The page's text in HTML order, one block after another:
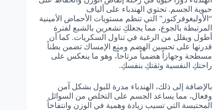
حيوية الجسم. تحتوي الهندباء على ألياف
“الأوليغوفركتوز” التي تنظم مستويات الأحماض الأمينية
المرتبطة بالجوع، مما يجعلكِ تشعرين بالشبع لفترة
أطول ويقلل من الرغبة في تناول السكريات. كما أن
قدرتها على تحسين الهضم ومنع الإمساك تضمن بطناً
مسطحة وجهازاً هضمياً مرتاحاً، وهو ما ينعكس على
راحتكِ النفسية وثقتكِ بنفسكِ.
بالإضافة إلى ذلك، الهندباء مدرة للبول بشكل آمن
وفعال، مما يساعد الجسم على التخلص من السوائل
المحتبسة التي تسبب زيادة وهمية في الوزن وانتفاخاً